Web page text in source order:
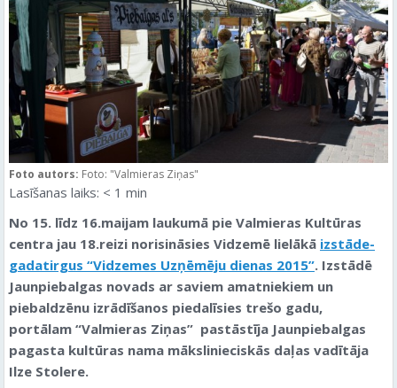
Foto autors: Foto: "Valmieras Ziņas"
Lasīšanas laiks: < 1 min
No 15. līdz 16.maijam laukumā pie Valmieras Kultūras
centra jau 18.reizi norisināsies Vidzemē lielākā izstāde-
gadatirgus “Vidzemes Uzņēmēju dienas 2015”. Izstādē
Jaunpiebalgas novads ar saviem amatniekiem un
piebaldzēnu izrādīšanos piedalīsies trešo gadu,
portālam “Valmieras Ziņas” pastāstīja Jaunpiebalgas
pagasta kultūras nama mākslinieciskās daļas vadītāja
Ilze Stolere.